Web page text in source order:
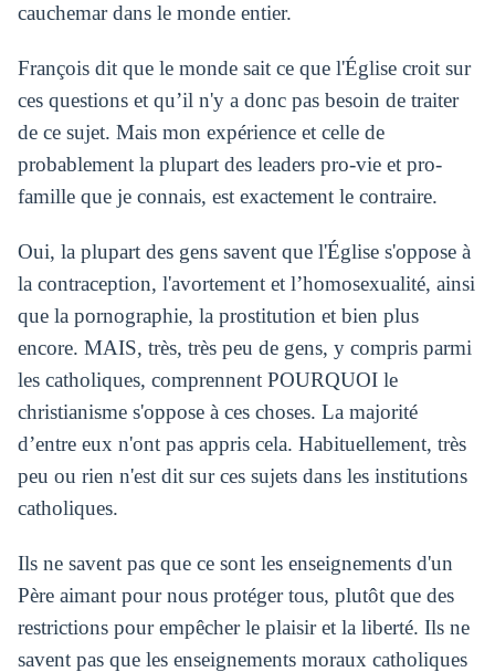
cauchemar dans le monde entier.
François dit que le monde sait ce que l'Église croit sur
ces questions et qu’il n'y a donc pas besoin de traiter
de ce sujet. Mais mon expérience et celle de
probablement la plupart des leaders pro-vie et pro-
famille que je connais, est exactement le contraire.
Oui, la plupart des gens savent que l'Église s'oppose à
la contraception, l'avortement et l’homosexualité, ainsi
que la pornographie, la prostitution et bien plus
encore. MAIS, très, très peu de gens, y compris parmi
les catholiques, comprennent POURQUOI le
christianisme s'oppose à ces choses. La majorité
d’entre eux n'ont pas appris cela. Habituellement, très
peu ou rien n'est dit sur ces sujets dans les institutions
catholiques.
Ils ne savent pas que ce sont les enseignements d'un
Père aimant pour nous protéger tous, plutôt que des
restrictions pour empêcher le plaisir et la liberté. Ils ne
savent pas que les enseignements moraux catholiques